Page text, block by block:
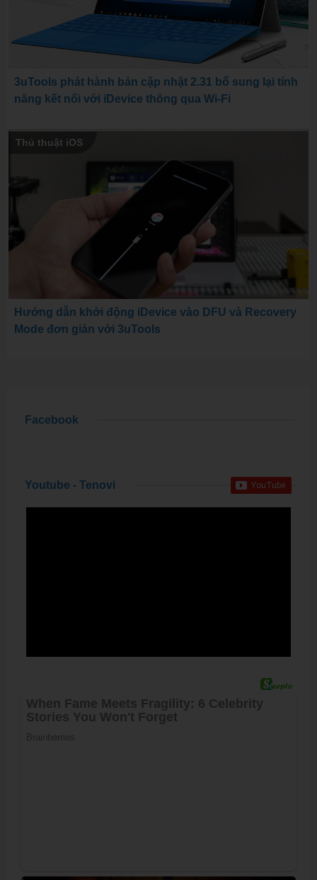
3uTools phát hành bản cập nhật 2.31 bổ sung lại tính
năng kết nối với iDevice thông qua Wi-Fi
Thủ thuật iOS
Hướng dẫn khởi động iDevice vào DFU và Recovery
Mode đơn giản với 3uTools
Facebook
Youtube - Tenovi